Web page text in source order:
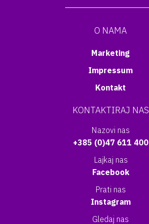
O NAMA
Marketing
Impressum
Kontakt
KONTAKTIRAJ NAS
Nazovi nas
+385 (0)47 611 400
Lajkaj nas
Facebook
Prati nas
Instagram
Gledaj nas